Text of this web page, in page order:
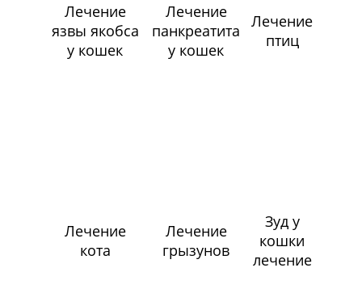
Лечение
язвы якобса
у кошек
Лечение
панкреатита
у кошек
Лечение
птиц
Лечение
кота
Лечение
грызунов
Зуд у
кошки
лечение